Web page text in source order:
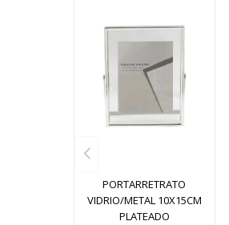
PORTARRETRATO
VIDRIO/METAL 10X15CM
PLATEADO